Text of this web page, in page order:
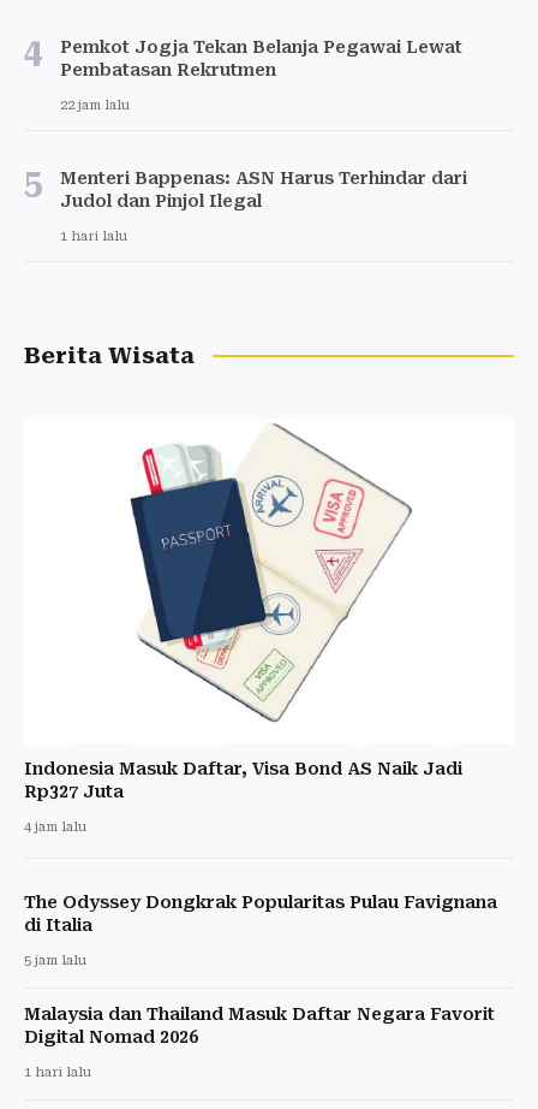
4
Pemkot Jogja Tekan Belanja Pegawai Lewat
Pembatasan Rekrutmen
22 jam lalu
5
Menteri Bappenas: ASN Harus Terhindar dari
Judol dan Pinjol Ilegal
1 hari lalu
Berita Wisata
Indonesia Masuk Daftar, Visa Bond AS Naik Jadi
Rp327 Juta
4 jam lalu
The Odyssey Dongkrak Popularitas Pulau Favignana
di Italia
5 jam lalu
Malaysia dan Thailand Masuk Daftar Negara Favorit
Digital Nomad 2026
1 hari lalu